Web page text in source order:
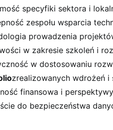
specyfiki sektora i
zespołu wsparcia
prowadzenia
w zakresie szkoleń i
w dostosowaniu
zrealizowanych wdrożeń i
finansowa i
do bezpieczeństwa